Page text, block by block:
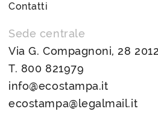
Contatti
Sede centrale
Via G. Compagnoni, 28
T. 800 821979
info@ecostampa.it
ecostampa@legalmail.it